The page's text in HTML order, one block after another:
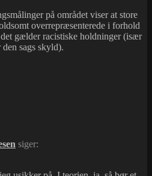
på området viser at store
overrepræsenterede i forhold
gælder racistiske holdninger (især
sags skyld).
siger: